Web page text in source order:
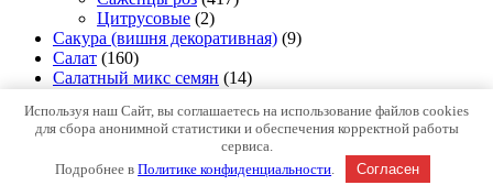
Цитрусовые (2)
Сакура (вишня декоративная) (9)
Салат (160)
Салатный микс семян (14)
Самшит (2)
Санвиталия (1)
Свекла (79)
Используя наш Сайт, вы соглашаетесь на использование файлов cookies
для сбора анонимной статистики и обеспечения корректной работы
сервиса.
Подробнее вПолитике конфиденциальности Согласен